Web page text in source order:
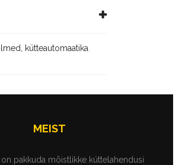
kütteautomaatika
MEIST
pakkuda mõistlikke küttelahendusi